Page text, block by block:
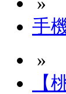
手
»
【